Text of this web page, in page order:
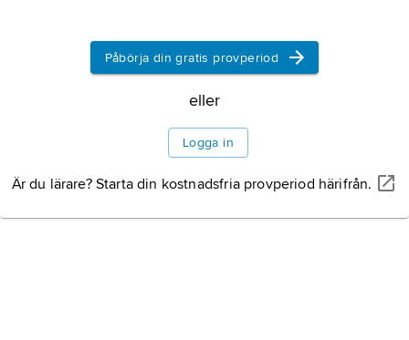
styre och bedrev en isolationistisk politik.
Information om artikeln
Påbörja din gratis provperiod
eller
Logga in
Är du lärare? Starta din kostnadsfria provperiod härifrån.